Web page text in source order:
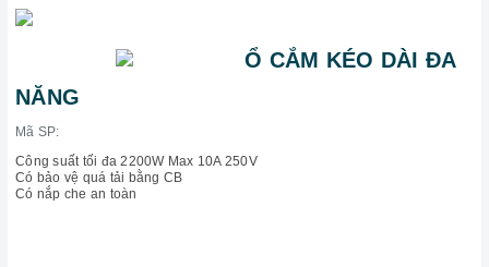
Ổ CẮM KÉO DÀI ĐA
NĂNG
Mã SP:
Công suất tối đa 2200W Max 10A 250V
Có bảo vệ quá tải bằng CB
Có nắp che an toàn